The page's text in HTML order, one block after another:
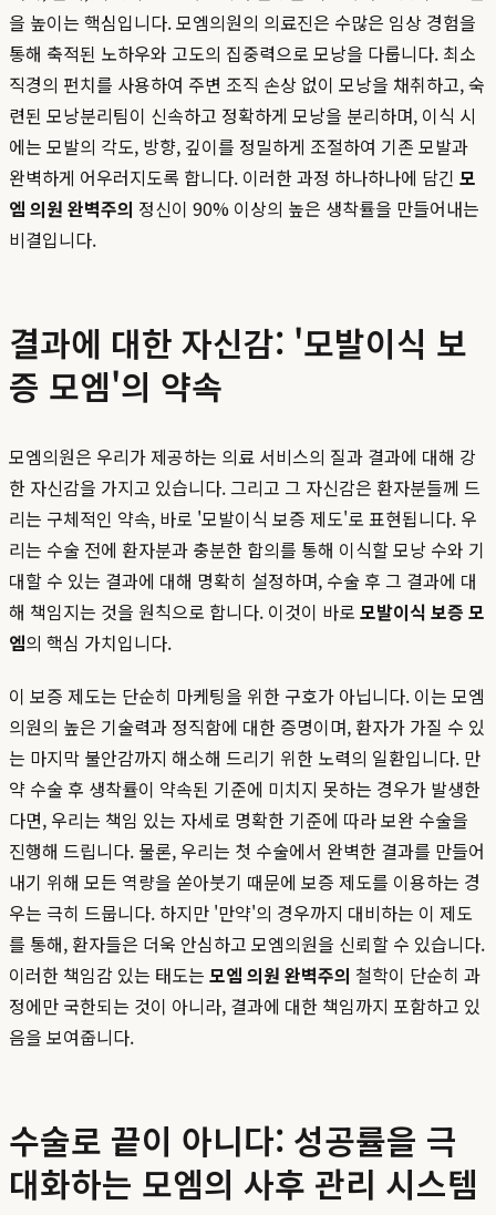
을 높이는 핵심입니다. 모엠의원의 의료진은 수많은 임상 경험을
통해 축적된 노하우와 고도의 집중력으로 모낭을 다룹니다. 최소
직경의 펀치를 사용하여 주변 조직 손상 없이 모낭을 채취하고, 숙
련된 모낭분리팀이 신속하고 정확하게 모낭을 분리하며, 이식 시
에는 모발의 각도, 방향, 깊이를 정밀하게 조절하여 기존 모발과
완벽하게 어우러지도록 합니다. 이러한 과정 하나하나에 담긴 모
엠 의원 완벽주의 정신이 90% 이상의 높은 생착률을 만들어내는
비결입니다.
결과에 대한 자신감: '모발이식 보
증 모엠'의 약속
모엠의원은 우리가 제공하는 의료 서비스의 질과 결과에 대해 강
한 자신감을 가지고 있습니다. 그리고 그 자신감은 환자분들께 드
리는 구체적인 약속, 바로 '모발이식 보증 제도'로 표현됩니다. 우
리는 수술 전에 환자분과 충분한 합의를 통해 이식할 모낭 수와 기
대할 수 있는 결과에 대해 명확히 설정하며, 수술 후 그 결과에 대
해 책임지는 것을 원칙으로 합니다. 이것이 바로 모발이식 보증 모
엠의 핵심 가치입니다.
이 보증 제도는 단순히 마케팅을 위한 구호가 아닙니다. 이는 모엠
의원의 높은 기술력과 정직함에 대한 증명이며, 환자가 가질 수 있
는 마지막 불안감까지 해소해 드리기 위한 노력의 일환입니다. 만
약 수술 후 생착률이 약속된 기준에 미치지 못하는 경우가 발생한
다면, 우리는 책임 있는 자세로 명확한 기준에 따라 보완 수술을
진행해 드립니다. 물론, 우리는 첫 수술에서 완벽한 결과를 만들어
내기 위해 모든 역량을 쏟아붓기 때문에 보증 제도를 이용하는 경
우는 극히 드뭅니다. 하지만 '만약'의 경우까지 대비하는 이 제도
를 통해, 환자들은 더욱 안심하고 모엠의원을 신뢰할 수 있습니다.
이러한 책임감 있는 태도는 모엠 의원 완벽주의 철학이 단순히 과
정에만 국한되는 것이 아니라, 결과에 대한 책임까지 포함하고 있
음을 보여줍니다.
수술로 끝이 아니다: 성공률을 극
대화하는 모엠의 사후 관리 시스템